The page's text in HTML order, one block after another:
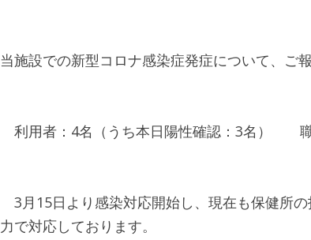
当施設での新型コロナ感染症発症について、ご報
利用者：4名（うち本日陽性確認：3名）　　
3月15日より感染対応開始し、現在も保健所
力で対応しております。